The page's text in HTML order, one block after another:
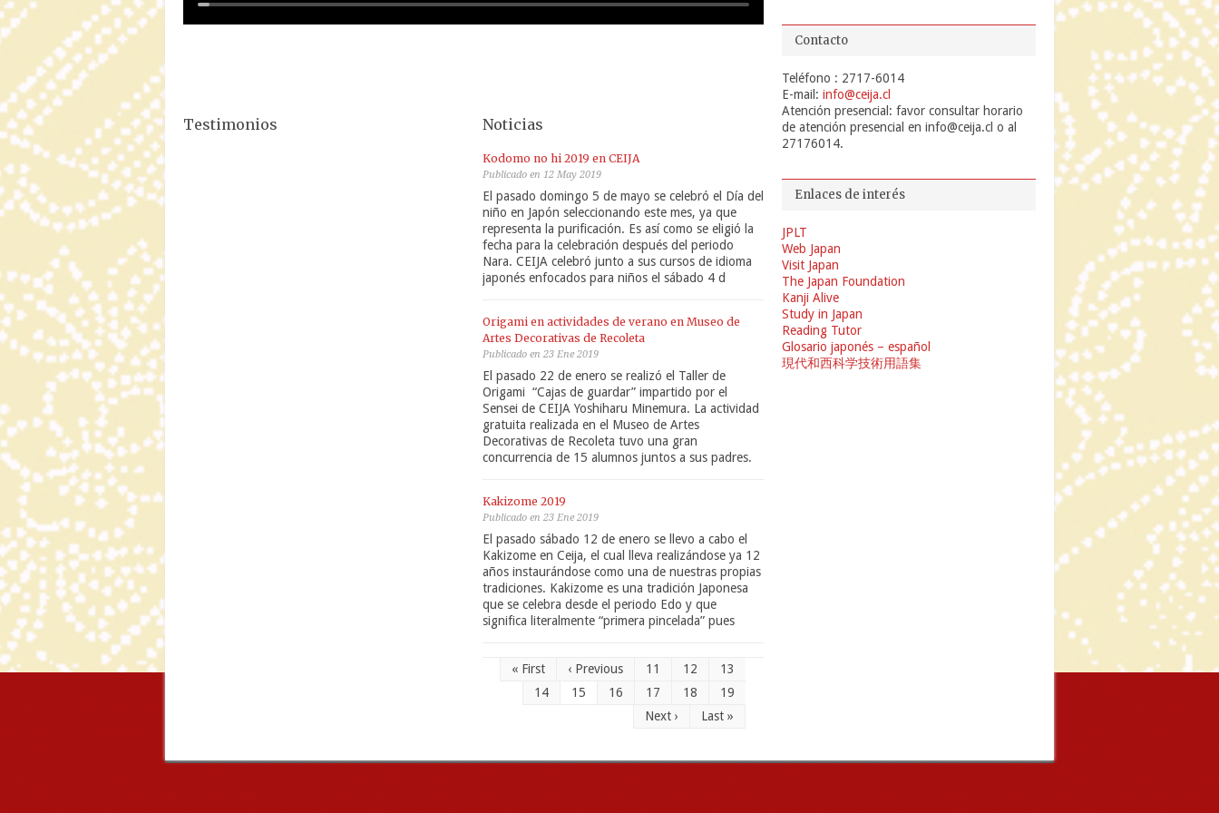
Testimonios Noticias
Kodomo no hi 2019 en CEIJA
Publicado en 12 May 2019
El pasado domingo 5 de mayo se celebró el Día del
niño en Japón seleccionando este mes, ya que
representa la purificación. Es así como se eligió la
fecha para la celebración después del periodo
Nara. CEIJA celebró junto a sus cursos de idioma
japonés enfocados para niños el sábado 4 d
Origami en actividades de verano en Museo de
Artes Decorativas de Recoleta
Publicado en 23 Ene 2019
El pasado 22 de enero se realizó el Taller de
Origami “Cajas de guardar” impartido por el
Sensei de CEIJA Yoshiharu Minemura. La actividad
gratuita realizada en el Museo de Artes
Decorativas de Recoleta tuvo una gran
concurrencia de 15 alumnos juntos a sus padres.
Kakizome 2019
Publicado en 23 Ene 2019
El pasado sábado 12 de enero se llevo a cabo el
Kakizome en Ceija, el cual lleva realizándose ya 12
años instaurándose como una de nuestras propias
tradiciones. Kakizome es una tradición Japonesa
que se celebra desde el periodo Edo y que
significa literalmente “primera pincelada” pues
« First ‹ Previous 11 12
13
14
15 16 17 18
19
Next ›
Last »
Contacto
Teléfono : 2717-6014
E-mail: info@ceija.cl
Atención presencial: favor consultar horario
de atención presencial en info@ceija.cl o al
27176014.
Enlaces de interés
JPLT
Web Japan
Visit Japan
The Japan Foundation
Kanji Alive
Study in Japan
Reading Tutor
Glosario japonés – español
現代和西科学技術用語集